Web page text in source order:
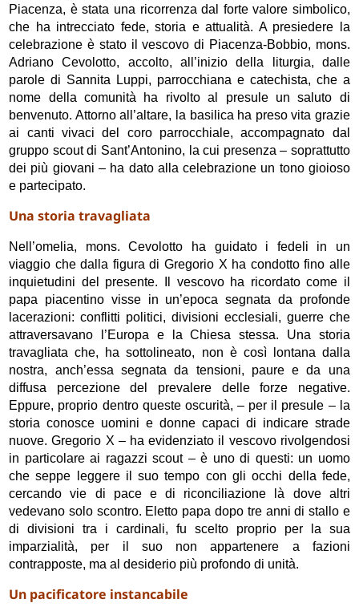
Piacenza, è stata una ricorrenza dal forte valore simbolico,
che ha intrecciato fede, storia e attualità. A presiedere la
celebrazione è stato il vescovo di Piacenza-Bobbio, mons.
Adriano Cevolotto, accolto, all’inizio della liturgia, dalle
parole di Sannita Luppi, parrocchiana e catechista, che a
nome della comunità ha rivolto al presule un saluto di
benvenuto. Attorno all’altare, la basilica ha preso vita grazie
ai canti vivaci del coro parrocchiale, accompagnato dal
gruppo scout di Sant’Antonino, la cui presenza – soprattutto
dei più giovani – ha dato alla celebrazione un tono gioioso
e partecipato.
Una storia travagliata
Nell’omelia, mons. Cevolotto ha guidato i fedeli in un
viaggio che dalla figura di Gregorio X ha condotto fino alle
inquietudini del presente. Il vescovo ha ricordato come il
papa piacentino visse in un’epoca segnata da profonde
lacerazioni: conflitti politici, divisioni ecclesiali, guerre che
attraversavano l’Europa e la Chiesa stessa. Una storia
travagliata che, ha sottolineato, non è così lontana dalla
nostra, anch’essa segnata da tensioni, paure e da una
diffusa percezione del prevalere delle forze negative.
Eppure, proprio dentro queste oscurità, – per il presule – la
storia conosce uomini e donne capaci di indicare strade
nuove. Gregorio X – ha evidenziato il vescovo rivolgendosi
in particolare ai ragazzi scout – è uno di questi: un uomo
che seppe leggere il suo tempo con gli occhi della fede,
cercando vie di pace e di riconciliazione là dove altri
vedevano solo scontro. Eletto papa dopo tre anni di stallo e
di divisioni tra i cardinali, fu scelto proprio per la sua
imparzialità, per il suo non appartenere a fazioni
contrapposte, ma al desiderio più profondo di unità.
Un pacificatore instancabile